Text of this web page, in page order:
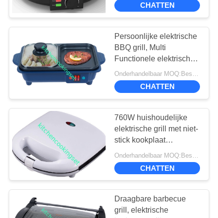
Moderne kraan voor
wastafel
22
bamboe scherpe
raad
CHATTEN
Persoonlijke elektrische
BBQ grill, Multi
Functionele elektrische
platte grill 1200w -
1400w
Onderhandelbaar MOQ:Bespreekbaar
CHATTEN
760W huishoudelijke
elektrische grill met niet-
stick kookplaat
gemakkelijk
schoonmaken
CHATTEN
Draagbare barbecue
grill, elektrische